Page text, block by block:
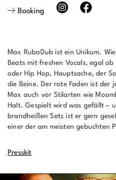
Booking
Max RubaDub ist ein Unikum.
Beats mit freshen Vocals, egal
oder Hip Hop, Hauptsache, der
die Beine. Der rote Faden ist der
Max auch vor Stilarten wie
Halt. Gespielt wird was gefällt –
brandheißen Sets ist er gern
einer der am meisten gebuchten
Presskit